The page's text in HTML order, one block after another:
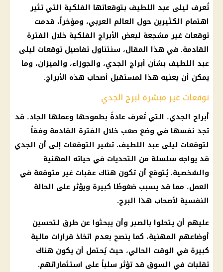
تُعرف ليلى عبد اللطيف بتوقعاتها الفلكية التي تثير
اهتمام الكثيرين حول العالم العربي، ومؤخراً، قدمت
توقعات غير مشجعة لبعض الأبراج الفلكية خلال الفترة
القادمة. في هذا المقال، سنتناول تفاصيل توقعات ليلى
عبد اللطيف بشأن أبراج الجدي، والجوزاء، والميزان، وما
يمكن أن يعنيه هذا لمستقبل أصحاب هذه الأبراج.
توقعات غير مبشرة لبرج الجدي
أبراج الجدي، التي تُعرف عادةً بطموحها وعملها الجاد، قد
تجد نفسها في وضع صعب خلال الفترة القادمة وفقاً
لتوقعات ليلى عبد اللطيف. تشيرالتوقعات إلى أن الجدي
قد يواجه سلسلة من التحديات في حياته المهنية
والشخصية. يُتوقع أن تكون هناك عقبات غير متوقعة في
العمل، مما قد يسبب ضغوطًا كبيرة ويؤثر على الحالة
النفسية لأصحاب هذا البرج.
عليهم أن يتحلوا بالصبر وأن يبحثوا عن طرق لتحسين
أوضاعهم المهنية، كما ينصح بعدم اتخاذ قرارات مالية
كبيرة في الوقت الحالي، حيث يُحتمل أن يكون هناك
تقلبات في السوق قد تؤثر سلباً على استثماراتهم.